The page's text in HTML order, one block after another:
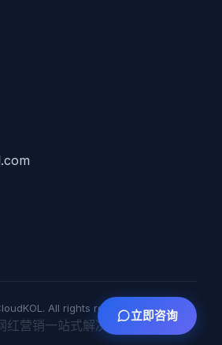
All rights reserved.
红营销一站式解决方案
立即咨询